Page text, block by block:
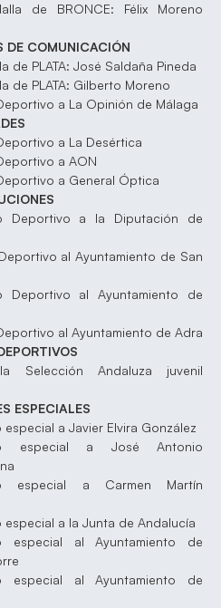
de BRONCE: Félix Moreno
COMUNICACIÓN
de PLATA: José Saldaña Pineda
de PLATA: Gilberto Moreno
a La Opinión de Málaga
a La Desértica
a AON
a General Óptica
Deportivo a la Diputación de
al Ayuntamiento de San
Deportivo al Ayuntamiento de
al Ayuntamiento de Adra
Selección Andaluza juvenil
ESPECIALES
a Javier Elvira González
especial a José Antonio
especial a Carmen Martín
especial a la Junta de Andalucía
especial al Ayuntamiento de
especial al Ayuntamiento de